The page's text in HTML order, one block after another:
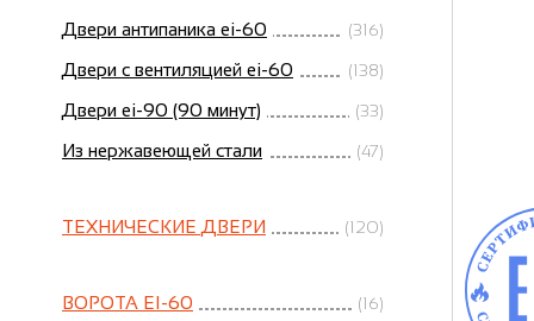
Двери антипаника ei-60 (316)
Двери с вентиляцией ei-60 (138)
Двери ei-90 (90 минут) (33)
Из нержавеющей стали (47)
ТЕХНИЧЕСКИЕ ДВЕРИ (120)
ВОРОТА EI-60 (16)